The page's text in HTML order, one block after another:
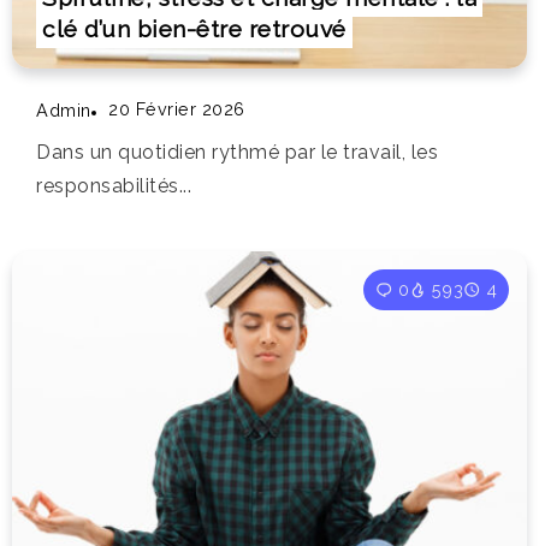
clé d’un bien-être retrouvé
Admin 20 Février 2026
Dans un quotidien rythmé par le travail, les
responsabilités...
0 593 4